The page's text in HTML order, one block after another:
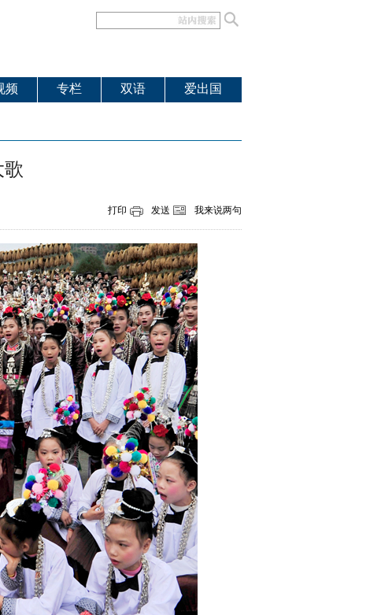
频 专栏 双语 爱出国
打印 发送 我来说两句